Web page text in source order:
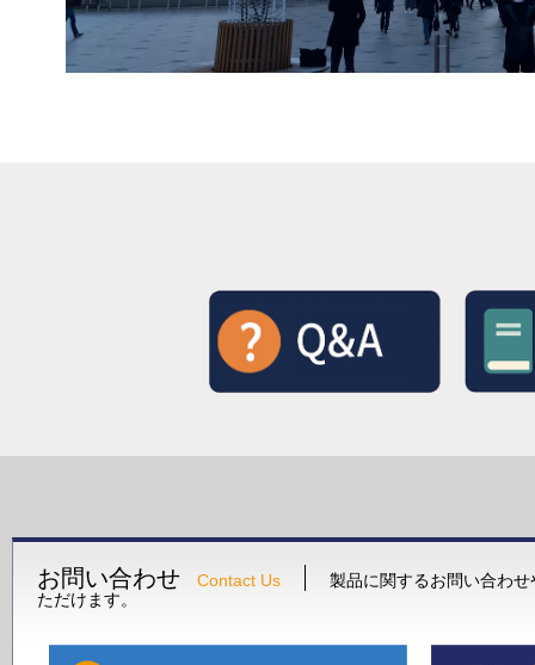
お問い合わせ Contact Us
製品に関するお問い合わ
ただけます。